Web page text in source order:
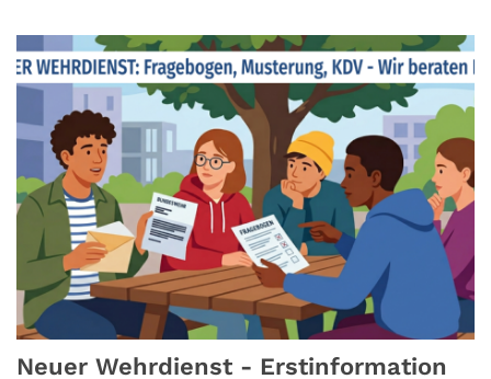
Neuer Wehrdienst - Erstinformation